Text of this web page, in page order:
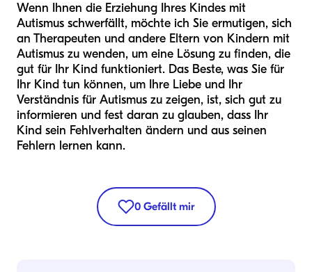
Wenn Ihnen die Erziehung Ihres Kindes mit
Autismus schwerfällt, möchte ich Sie ermutigen, sich
an Therapeuten und andere Eltern von Kindern mit
Autismus zu wenden, um eine Lösung zu finden, die
gut für Ihr Kind funktioniert. Das Beste, was Sie für
Ihr Kind tun können, um Ihre Liebe und Ihr
Verständnis für Autismus zu zeigen, ist, sich gut zu
informieren und fest daran zu glauben, dass Ihr
Kind sein Fehlverhalten ändern und aus seinen
Fehlern lernen kann.
0 Gefällt mir